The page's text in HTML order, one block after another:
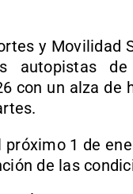
y Movilidad
de
con un alza de
próximo 1 de
de las